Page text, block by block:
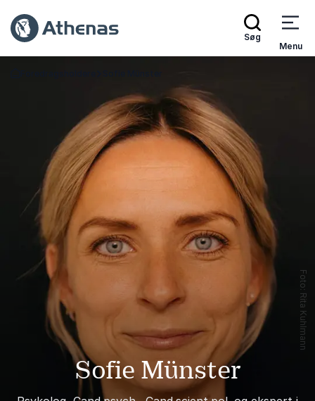
Søg
Menu
Sofie Münster
Foto: Rita Kuhlmann